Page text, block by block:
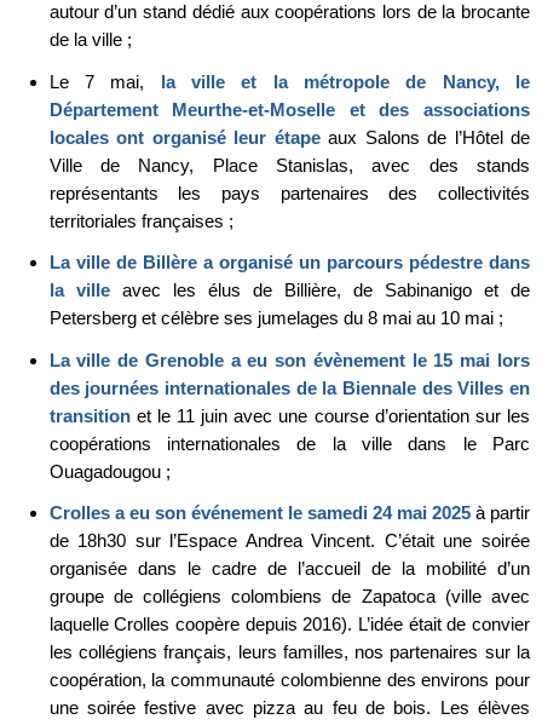
autour d’un stand dédié aux coopérations lors de la brocante
de la ville ;
Le 7 mai, la ville et la métropole de Nancy, le
Département Meurthe-et-Moselle et des associations
locales ont organisé leur étapeaux Salons de l’Hôtel de
Ville de Nancy, Place Stanislas, avec des stands
représentants les pays partenaires des collectivités
territoriales françaises ;
La ville de Billère a organisé un parcours pédestre dans
la villeavec les élus de Billière, de Sabinanigo et de
Petersberg et célèbre ses jumelages du 8 mai au 10 mai ;
La ville de Grenoble a eu son évènement le 15 mai lors
des journées internationales de la Biennale des Villes en
transitionet le 11 juin avec une course d’orientation sur les
coopérations internationales de la ville dans le Parc
Ouagadougou ;
Crolles a eu son événement le samedi 24 mai 2025à partir
de 18h30 sur l’Espace Andrea Vincent. C’était une soirée
organisée dans le cadre de l’accueil de la mobilité d’un
groupe de collégiens colombiens de Zapatoca (ville avec
laquelle Crolles coopère depuis 2016). L’idée était de convier
les collégiens français, leurs familles, nos partenaires sur la
coopération, la communauté colombienne des environs pour
une soirée festive avec pizza au feu de bois. Les élèves